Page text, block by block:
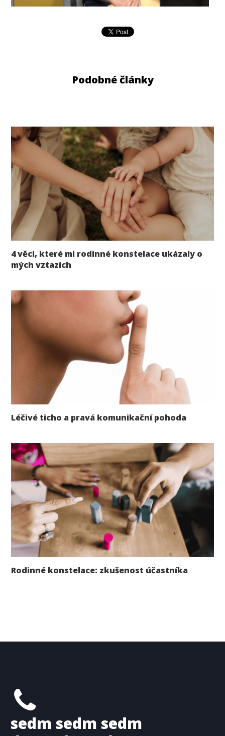
Podobné články
4 věci, které mi rodinné konstelace ukázaly o
mých vztazích
Léčivé ticho a pravá komunikační pohoda
Rodinné konstelace: zkušenost účastníka
sedm sedm sedm